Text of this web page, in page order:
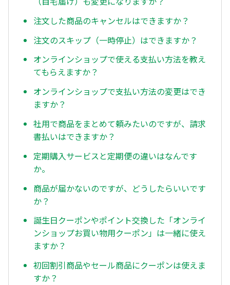
注文した商品のキャンセルはできますか？
注文のスキップ（一時停止）はできますか？
オンラインショップで使える支払い方法を教え
てもらえますか？
オンラインショップで支払い方法の変更はでき
ますか？
社用で商品をまとめて頼みたいのですが、請求
書払いはできますか？
定期購入サービスと定期便の違いはなんです
か。
商品が届かないのですが、どうしたらいいです
か？
誕生日クーポンやポイント交換した「オンライ
ンショップお買い物用クーポン」は一緒に使え
ますか？
初回割引商品やセール商品にクーポンは使えま
すか？